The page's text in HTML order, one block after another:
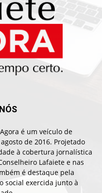
é um veículo de
de 2016. Projetado
à cobertura jornalística
Lafaiete e nas
é destaque pela
social exercida junto à